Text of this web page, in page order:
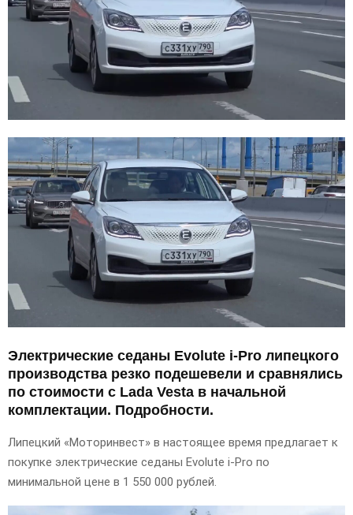
N
Электрические седаны Evolute i-Pro липецкого
производства резко подешевели и сравнялись
по стоимости с Lada Vesta в начальной
комплектации. Подробности.
Липецкий «Моторинвест» в настоящее время предлагает к
покупке электрические седаны Evolute i-Pro по
минимальной цене в 1 550 000 рублей.